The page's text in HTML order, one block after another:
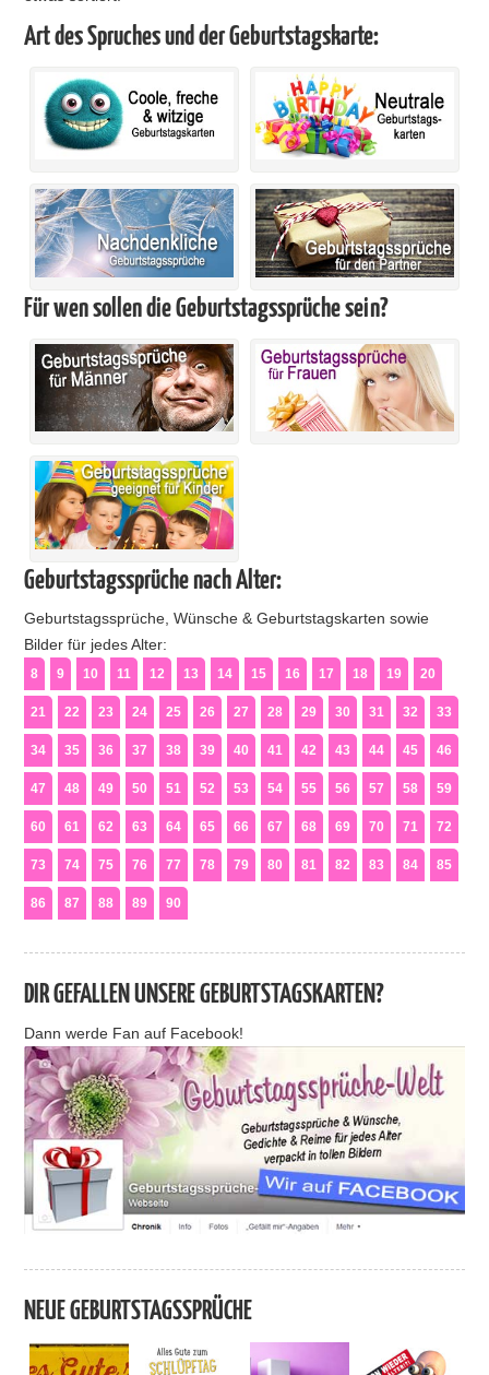
Art des Spruches und der Geburtstagskarte:
Für wen sollen die Geburtstagssprüche sein?
Geburtstagssprüche nach Alter:
Geburtstagssprüche, Wünsche & Geburtstagskarten sowie
Bilder für jedes Alter:
8 9 10 11 12 13 14 15 16 17 18 19 20
21 22 23 24 25 26 27 28 29 30 31 32 33
34 35 36 37 38 39 40 41 42 43 44 45 46
47 48 49 50 51 52 53 54 55 56 57 58 59
60 61 62 63 64 65 66 67 68 69 70 71 72
73 74 75 76 77 78 79 80 81 82 83 84 85
86 87 88 89 90
DIR GEFALLEN UNSERE GEBURTSTAGSKARTEN?
Dann werde Fan auf Facebook!
NEUE GEBURTSTAGSSPRÜCHE